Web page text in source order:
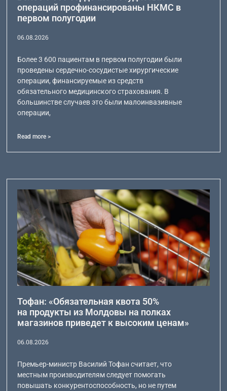
операций профинансированы НКМС в
первом полугодии
06.08.2026
Более 3 600 пациентам в первом полугодии были
проведены сердечно-сосудистые хирургические
операции, финансируемые из средств
обязательного медицинского страхования. В
большинстве случаев это были малоинвазивные
операции,
Read more >
Тофан: «Обязательная квота 50%
на продукты из Молдовы на полках
магазинов приведет к высоким ценам»
06.08.2026
Премьер-министр Василий Тофан считает, что
местным производителям следует помогать
повышать конкурентоспособность, но не путем